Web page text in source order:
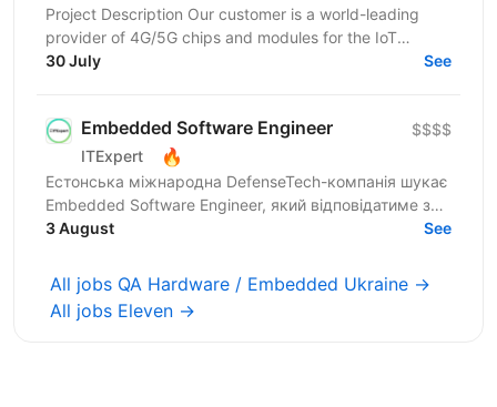
Project Description Our customer is a world-leading
provider of 4G/5G chips and modules for the IoT
market. Within the Product Validation team, you will...
30 July See
Embedded Software Engineer
ITExpert 🔥
$$$$
Естонська міжнародна DefenseTech-компанія шукає
Embedded Software Engineer, який відповідатиме за
розробку embedded firmware, драйверів та
3 August See
All jobs QA Hardware / Embedded Ukraine →
All jobs Eleven →